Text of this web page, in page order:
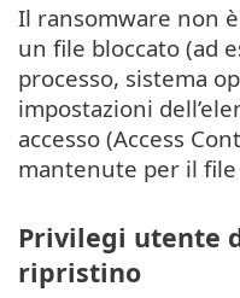
Il ransomware non
un file bloccato (ad
processo, sistema
impostazioni
accesso (Access
mantenute per il
Privilegi utente
ripristino